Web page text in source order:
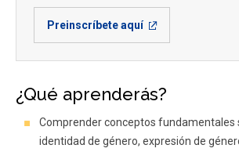
Preinscríbete aquí
¿Qué aprenderás?
Comprender conceptos fundamentales
identidad de género, expresión de